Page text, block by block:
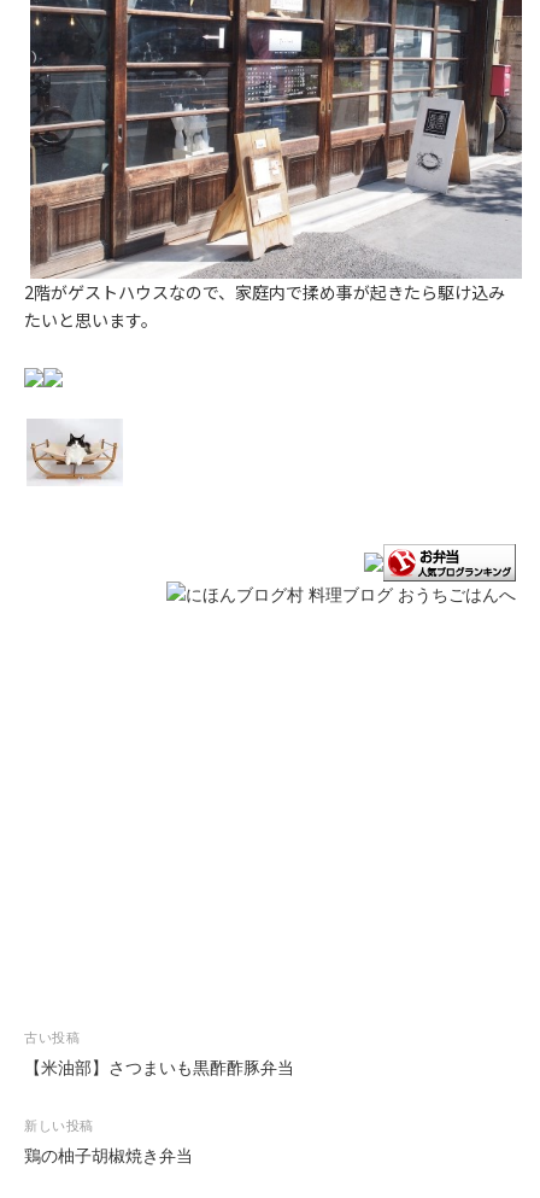
2階がゲストハウスなので、家庭内で揉め事が起きたら駆け込み
たいと思います。
投
稿
ビ
ゲ
古い投稿
【米油部】さつまいも黒酢酢豚弁当
新しい投稿
鶏の柚子胡椒焼き弁当